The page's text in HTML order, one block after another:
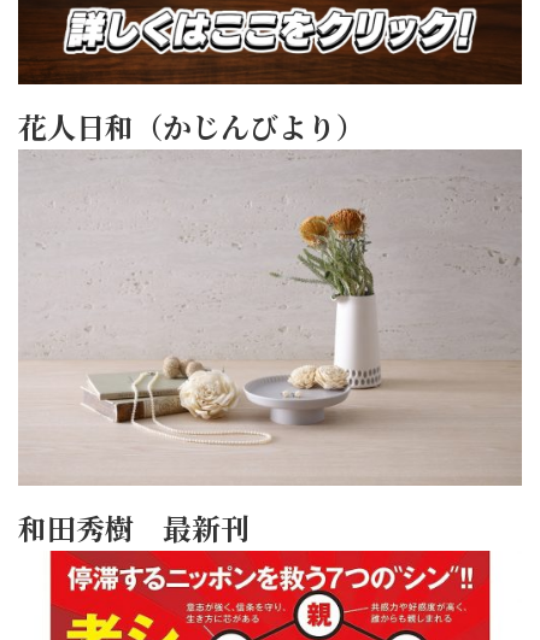
花人日和（かじんびより）
和田秀樹 最新刊